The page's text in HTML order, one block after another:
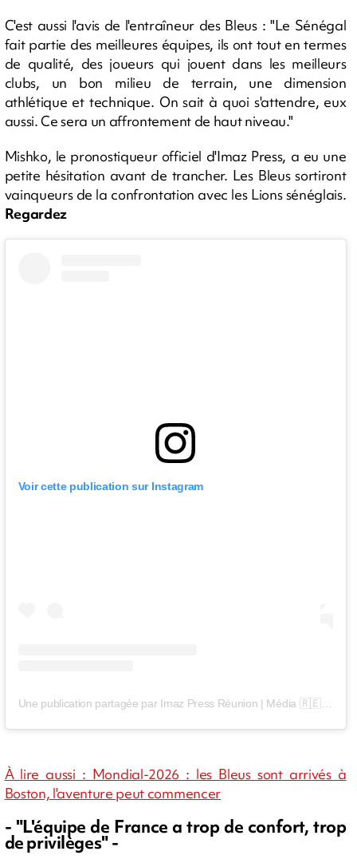
C'est aussi l'avis de l'entraîneur des Bleus : "Le Sénégal
fait partie des meilleures équipes, ils ont tout en termes
de qualité, des joueurs qui jouent dans les meilleurs
clubs, un bon milieu de terrain, une dimension
athlétique et technique. On sait à quoi s'attendre, eux
aussi. Ce sera un affrontement de haut niveau."
Mishko, le pronostiqueur officiel d'Imaz Press, a eu une
petite hésitation avant de trancher. Les Bleus sortiront
vainqueurs de la confrontation avec les Lions sénéglais.
Regardez
Voir cette publication sur Instagram
Une publication partagée par Imaz Press Réunion | Média 🇷🇪 (@imazpressreunion)
À lire aussi : Mondial-2026 : les Bleus sont arrivés à
Boston, l'aventure peut commencer
- "L'équipe de France a trop de confort, trop
de privilèges" -